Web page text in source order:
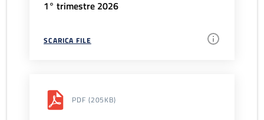
1° trimestre 2026
SCARICA FILE
PDF (205KB)